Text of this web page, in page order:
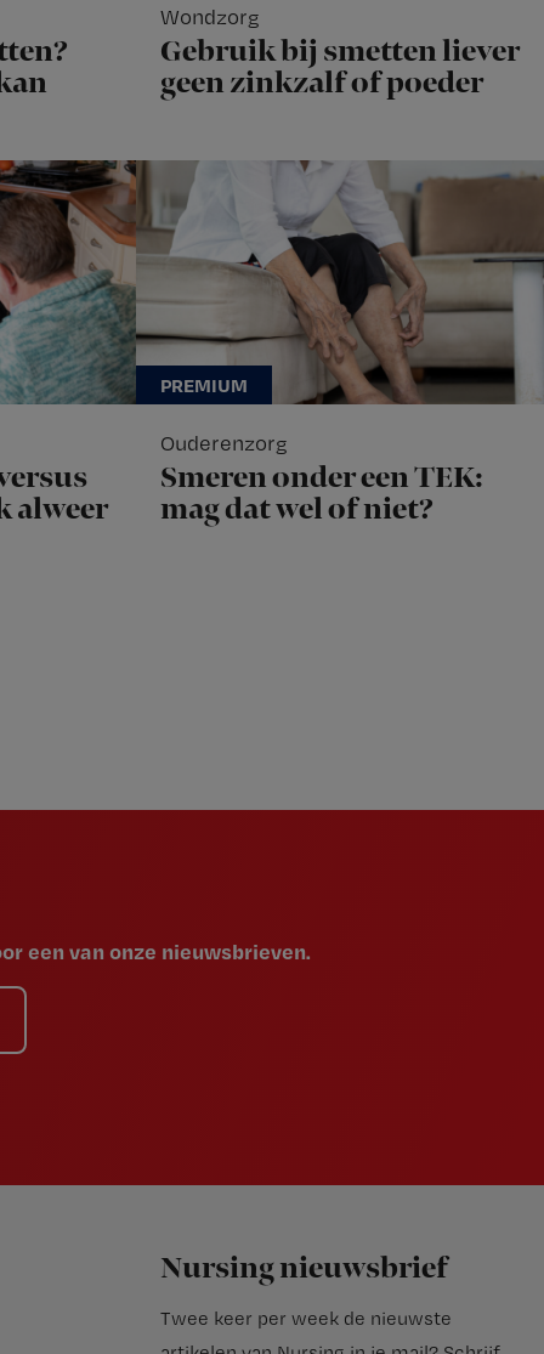
Wondzorg
Gebruik bij smetten liever
geen zinkzalf of poeder
alweer
Ouderenzorg
Smeren onder een TEK:
mag dat wel of niet?
een van onze nieuwsbrieven.
Nursing nieuwsbrief
Twee keer per week de nieuwste